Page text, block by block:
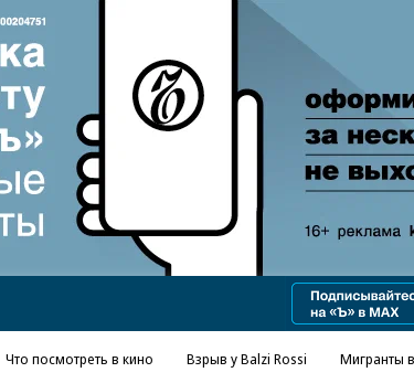
Реклама в «Ъ» www.kommersant.ru/ad
Что посмотреть в кино Взрыв у Balzi Rossi Мигранты